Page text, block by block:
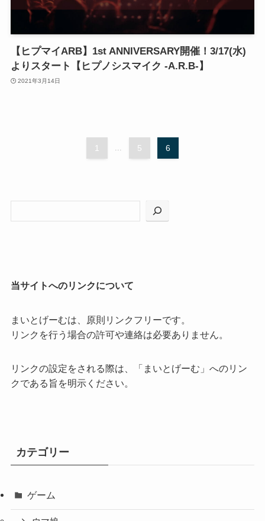
【ヒプマイARB】1st ANNIVERSARY開催！3/17(水)
よりスタート【ヒプノシスマイク -A.R.B-】
2021年3月14日
1 ... 5 6
当サイトへのリンクについて
まいとげーむは、原則リンクフリーです。
リンクを行う場合の許可や連絡は必要ありません。
リンクの設定をされる際は、「まいとげーむ」へのリン
クである旨を明示ください。
カテゴリー
ゲーム